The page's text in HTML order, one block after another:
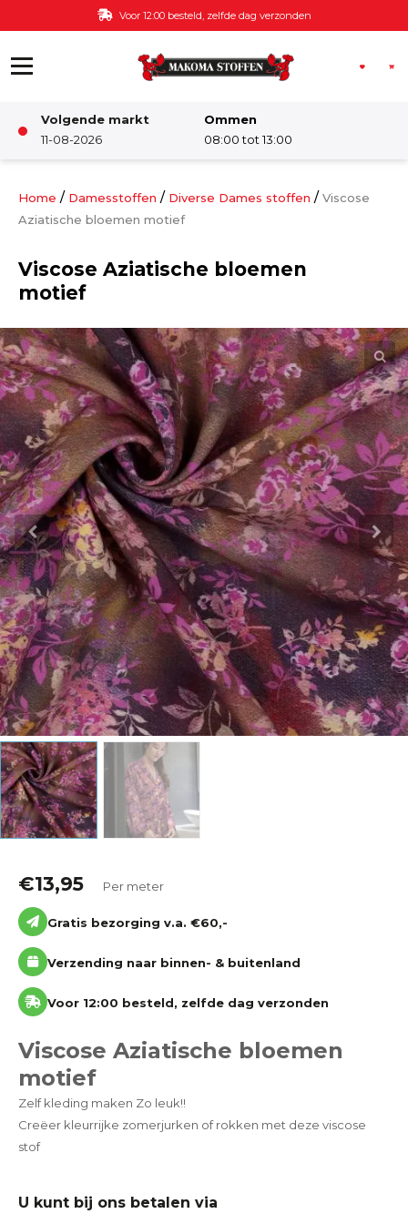
Ga naar de inhoud Voor 12:00 besteld, zelfde dag verzonden
Volgende markt
11-08-2026
Ommen
08:00 tot 13:00
Damesstoffen
Kinderkamer
Katoen
Grootverbruik
Tijdpakker stof
Home / Damesstoffen / Diverse Dames stoffen / Viscose
Aziatische bloemen motief
Viscose Aziatische bloemen
motief
€13,95 Per meter
Gratis bezorging v.a. €60,-
Verzending naar binnen- & buitenland
Voor 12:00 besteld, zelfde dag verzonden
Viscose Aziatische bloemen
motief
Zelf kleding maken Zo leuk!!
Creëer kleurrijke zomerjurken of rokken met deze viscose
stof
U kunt bij ons betalen via